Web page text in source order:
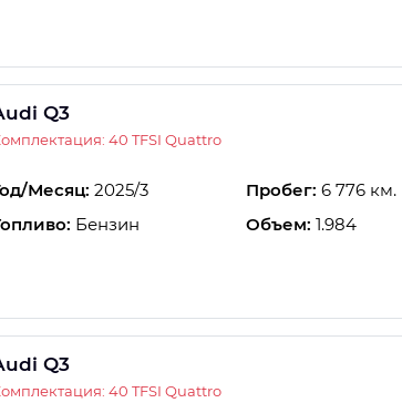
Q3
40 TFSI Quattro
Месяц: 2025/3 Пробег: 6 776 км.
Бензин Объем: 1.984
Q3
40 TFSI Quattro